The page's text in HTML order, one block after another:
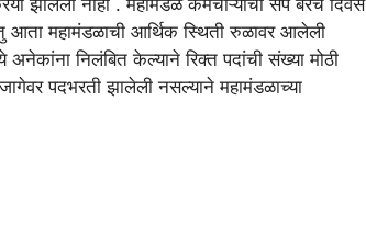
आता महामंडळाची आर्थिक स्थिती रुळावर आलेली
निलंबित केल्याने रिक्त पदांची संख्या मोठी
जागेवर पदभरती झालेली नसल्याने महामंडळाच्या